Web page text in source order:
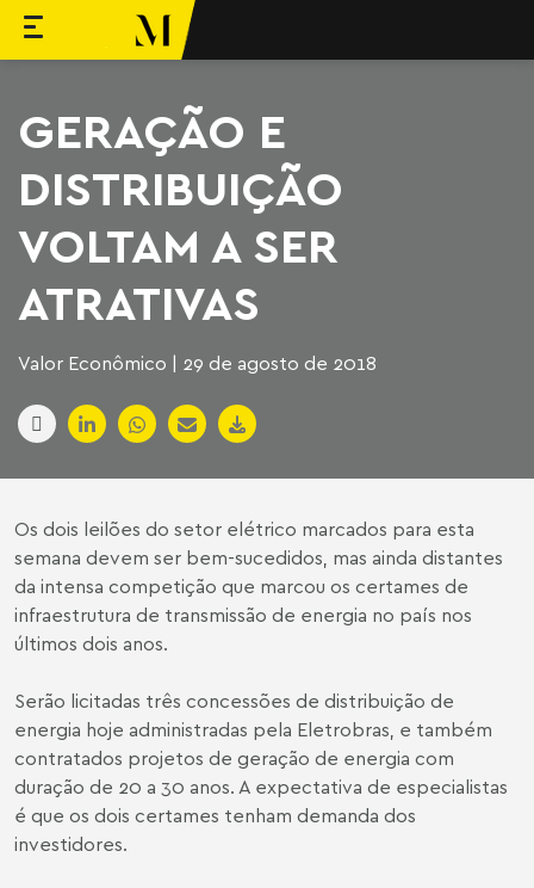
o conteúdo
Machado Meyer
GERAÇÃO E
DISTRIBUIÇÃO
VOLTAM A SER
ATRATIVAS
Valor Econômico | 29 de agosto de 2018
Os dois leilões do setor elétrico marcados para esta
semana devem ser bem-sucedidos, mas ainda distantes
da intensa competição que marcou os certames de
infraestrutura de transmissão de energia no país nos
últimos dois anos.
Serão licitadas três concessões de distribuição de
energia hoje administradas pela Eletrobras, e também
contratados projetos de geração de energia com
duração de 20 a 30 anos. A expectativa de especialistas
é que os dois certames tenham demanda dos
investidores.